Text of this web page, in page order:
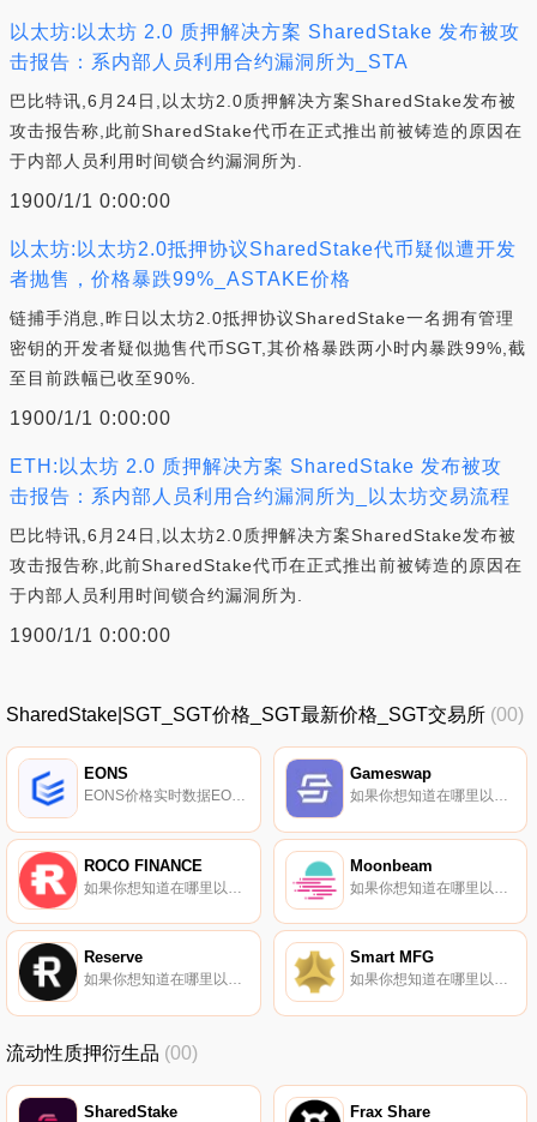
以太坊:以太坊 2.0 质押解决方案 SharedStake 发布被攻
击报告：系内部人员利用合约漏洞所为_STA
巴比特讯,6月24日,以太坊2.0质押解决方案SharedStake发布被
攻击报告称,此前SharedStake代币在正式推出前被铸造的原因在
于内部人员利用时间锁合约漏洞所为.
1900/1/1 0:00:00
以太坊:以太坊2.0抵押协议SharedStake代币疑似遭开发
者抛售，价格暴跌99%_ASTAKE价格
链捕手消息,昨日以太坊2.0抵押协议SharedStake一名拥有管理
密钥的开发者疑似抛售代币SGT,其价格暴跌两小时内暴跌99%,截
至目前跌幅已收至90%.
1900/1/1 0:00:00
ETH:以太坊 2.0 质押解决方案 SharedStake 发布被攻
击报告：系内部人员利用合约漏洞所为_以太坊交易流程
巴比特讯,6月24日,以太坊2.0质押解决方案SharedStake发布被
攻击报告称,此前SharedStake代币在正式推出前被铸造的原因在
于内部人员利用时间锁合约漏洞所为.
1900/1/1 0:00:00
SharedStake|SGT_SGT价格_SGT最新价格_SGT交易所 (00)
EONS
EONS价格实时数据EONS是一个去中心化的金融服务生态系统,将传统金融和新银行经验与去中心化金融联系起来。去中心化的EONS.金融平台以方便和易用为中心,为用户提供风险分级收益策略等.
Gameswap
如果你想知道在哪里以当前价格购买Gameswap,目前交易{Gameswap]股票的顶级加密货币交易所是BKEX和Uniswap（V2）。您可以在我们的加密货币交易所页面上找到其他列表.
ROCO FINANCE Moonbeam
Reserve
如果你想知道在哪里以当前价格购买Reserve,目前交易{Reserve]股票的顶级加密货币交易所是Gate.io、LATOKEN、Bittrex和KyberSwap Classic（以太坊）。您可以在我们的加密货币交易所页面上找到其他列表.
Smart MFG
如果你想知道在哪里以当前价格购买Smart MFG,目前交易{Smart MFG]股票的顶级加密货币交易所是Uniswap（V3）和Bancor Network。您可以在我们的加密货币交易所页面上找到其他列表.
流动性质押衍生品 (00)
SharedStake Frax Share